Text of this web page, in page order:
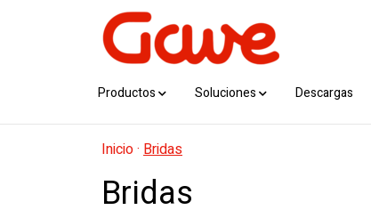
Productos Soluciones Descargas
Inicio· Bridas
Bridas